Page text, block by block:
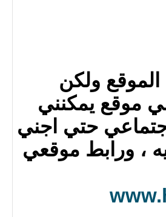
ولكن
موقع يمكنني
حتي اجني
، ورابط موقعي